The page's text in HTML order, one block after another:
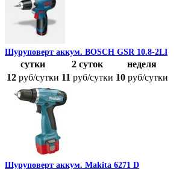
Шуруповерт аккум. BOSCH GSR 10.8-2LI
сутки 2 суток
неделя
12 руб/cутки 11 руб/cутки 10 руб/cутки
Шуруповерт аккум. Makita 6271 D